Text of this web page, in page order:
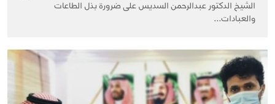
الشيخ الدكتور عبدالرحمن السديس على ضرورة بذل الطاعات
والعبادات...